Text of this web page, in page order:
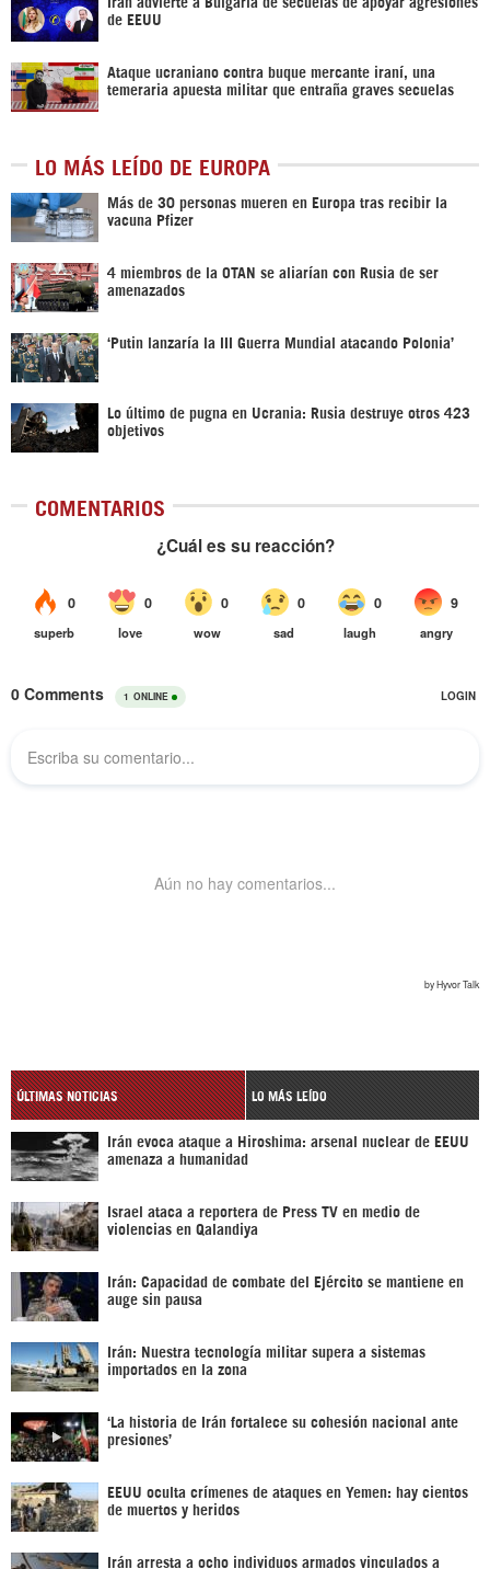
de EEUU
Ataque ucraniano contra buque mercante iraní, una
temeraria apuesta militar que entraña graves secuelas
LO MÁS LEÍDO DE EUROPA
Más de 30 personas mueren en Europa tras recibir la
vacuna Pfizer
4 miembros de la OTAN se aliarían con Rusia de ser
amenazados
‘Putin lanzaría la III Guerra Mundial atacando Polonia’
Lo último de pugna en Ucrania: Rusia destruye otros 423
objetivos
COMENTARIOS
ÚLTIMAS NOTICIAS LO MÁS LEÍDO
Irán evoca ataque a Hiroshima: arsenal nuclear de EEUU
amenaza a humanidad
Israel ataca a reportera de Press TV en medio de
violencias en Qalandiya
Irán: Capacidad de combate del Ejército se mantiene en
auge sin pausa
Irán: Nuestra tecnología militar supera a sistemas
importados en la zona
‘La historia de Irán fortalece su cohesión nacional ante
presiones’
EEUU oculta crímenes de ataques en Yemen: hay cientos
de muertos y heridos
Irán arresta a ocho individuos armados vinculados a